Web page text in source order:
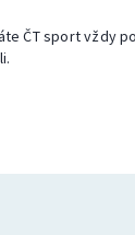
ČT sport vždy